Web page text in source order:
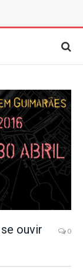
ouvir
0